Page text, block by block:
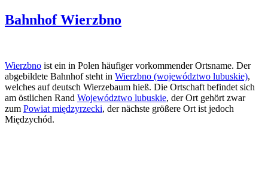
Bahnhof Wierzbno
Wierzbno ist ein in Polen häufiger vorkommender Ortsname. Der
abgebildete Bahnhof steht in Wierzbno (województwo lubuskie),
welches auf deutsch Wierzebaum hieß. Die Ortschaft befindet sich
am östlichen Rand Województwo lubuskie, der Ort gehört zwar
zum Powiat międzyrzecki, der nächste größere Ort ist jedoch
Międzychód.